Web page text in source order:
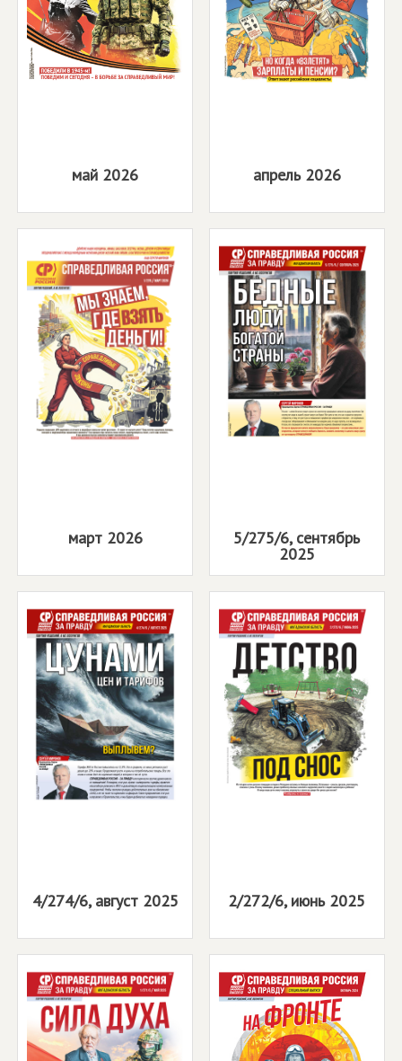
май 2026 апрель 2026
март 2026 5/275/6, сентябрь
2025
4/274/6, август 2025 2/272/6, июнь 2025